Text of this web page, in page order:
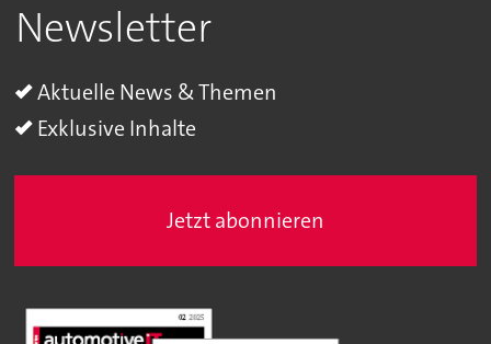
Newsletter
Aktuelle News & Themen
Exklusive Inhalte
Jetzt abonnieren